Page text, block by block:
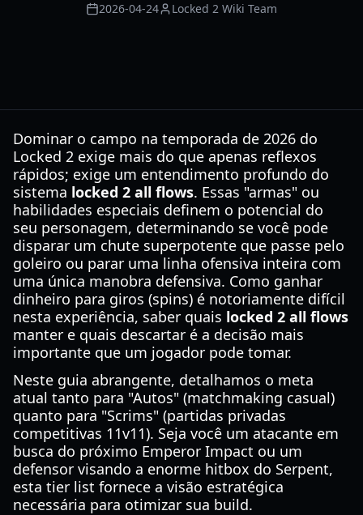
2026-04-24 Locked 2 Wiki Team
Dominar o campo na temporada de 2026 do
Locked 2 exige mais do que apenas reflexos
rápidos; exige um entendimento profundo do
sistema locked 2 all flows. Essas "armas" ou
habilidades especiais definem o potencial do
seu personagem, determinando se você pode
disparar um chute superpotente que passe pelo
goleiro ou parar uma linha ofensiva inteira com
uma única manobra defensiva. Como ganhar
dinheiro para giros (spins) é notoriamente difícil
nesta experiência, saber quais locked 2 all flows
manter e quais descartar é a decisão mais
importante que um jogador pode tomar.
Neste guia abrangente, detalhamos o meta
atual tanto para "Autos" (matchmaking casual)
quanto para "Scrims" (partidas privadas
competitivas 11v11). Seja você um atacante em
busca do próximo Emperor Impact ou um
defensor visando a enorme hitbox do Serpent,
esta tier list fornece a visão estratégica
necessária para otimizar sua build.